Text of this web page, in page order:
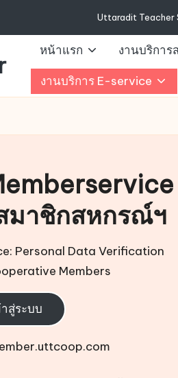
Uttaradit Teacher
หน้าแรก งานบริกา
งานบริการ E-service
มาชิกสหกรณ์ฯ
Personal Data Verification
Members
าสู่ระบบ